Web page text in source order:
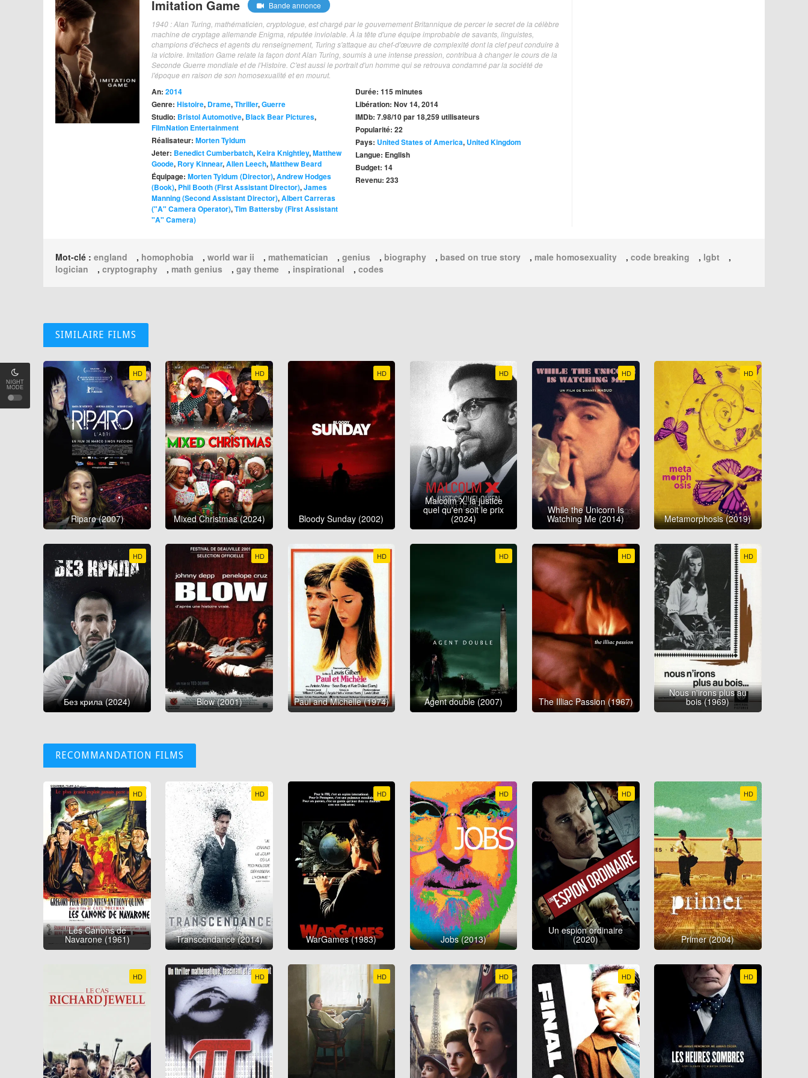
NIGHT
MODE
Imitation Game
Bande annonce
1940 : Alan Turing, mathématicien, cryptologue, est chargé par le gouvernement Britannique de percer le secret de la célèbre
machine de cryptage allemande Enigma, réputée inviolable. À la tête d'une équipe improbable de savants, linguistes,
champions d'échecs et agents du renseignement, Turing s'attaque au chef-d'œuvre de complexité dont la clef peut conduire à
la victoire. Imitation Game relate la façon dont Alan Turing, soumis à une intense pression, contribua à changer le cours de la
Seconde Guerre mondiale et de l'Histoire. C'est aussi le portrait d'un homme qui se retrouva condamné par la société de
l'époque en raison de son homosexualité et en mourut.
An: 2014
Genre: Histoire, Drame,Thriller,Guerre
Studio: Bristol Automotive, Black Bear Pictures,
FilmNation Entertainment
Réalisateur: Morten Tyldum
Jeter: Benedict Cumberbatch,Keira Knightley,Matthew
Goode, Rory Kinnear,Allen Leech,Matthew Beard
Équipage: Morten Tyldum (Director),Andrew Hodges
(Book), Phil Booth (First Assistant Director),James
Manning (Second Assistant Director),Albert Carreras
("A" Camera Operator),Tim Battersby (First Assistant
"A" Camera)
Durée: 115 minutes
Libération: Nov 14, 2014
IMDb: 7.98/10 par 18,259 utilisateurs
Popularité: 22
Pays: United States of America, United Kingdom
Langue: English
Budget: 14
Revenu: 233
Mot-clé : england , homophobia , world war ii , mathematician , genius , biography , based on true story , male homosexuality , code breaking , lgbt
,
logician
, cryptography , math genius , gay theme , inspirational , codes
SIMILAIRE FILMS
HD
Riparo (2007)
HD
Mixed Christmas (2024)
HD
Bloody Sunday (2002)
HD
Malcolm X, la justice
quel qu'en soit le prix
(2024)
HD
While the Unicorn Is
Watching Me (2014)
HD
Metamorphosis (2019)
HD
Без крила (2024)
HD
Blow (2001)
HD
Paul and Michelle (1974)
HD
Agent double (2007)
HD
The Illiac Passion (1967)
HD
Nous n'irons plus au
bois (1969)
RECOMMANDATION FILMS
HD
Les Canons de
Navarone (1961)
HD
Transcendance (2014)
HD
WarGames (1983)
HD
Jobs (2013)
HD
Un espion ordinaire
(2020)
HD
Primer (2004)
HD HD HD HD HD HD